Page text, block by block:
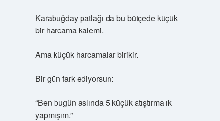
Karabuğday patlağı da bu bütçede küçük
bir harcama kalemi.
Ama küçük harcamalar birikir.
Bir gün fark ediyorsun:
“Ben bugün aslında 5 küçük atıştırmalık
yapmışım.”